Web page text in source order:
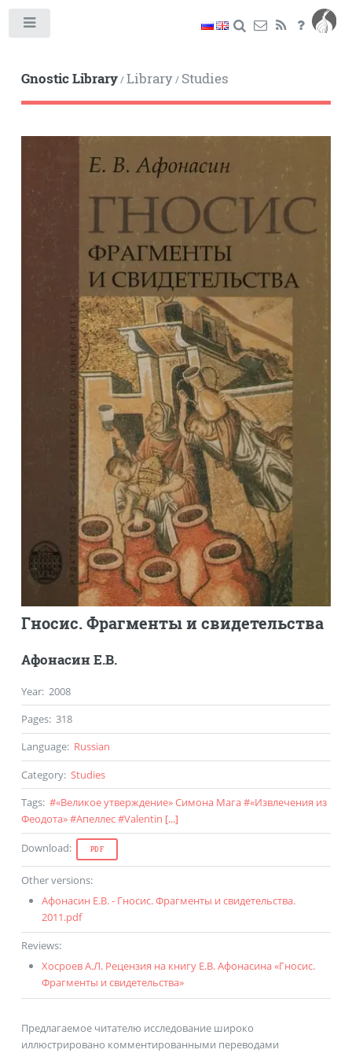
Gnostic Library/Library/ Studies
Гносис. Фрагменты и свидетельства
Афонасин Е.В.
Year: 2008
Pages: 318
Language: Russian
Category: Studies
Tags: #«Великое утверждение» Симона Мага#«Извлечения из
Феодота»#Апеллес#Valentin [...]
Download: PDF
Other versions:
Афонасин Е.В. - Гносис. Фрагменты и свидетельства.
2011.pdf
Reviews:
Хосроев А.Л. Рецензия на книгу Е.В. Афонасина «Гносис.
Фрагменты и свидетельства»
Предлагаемое читателю исследование широко
иллюстрировано комментированными переводами